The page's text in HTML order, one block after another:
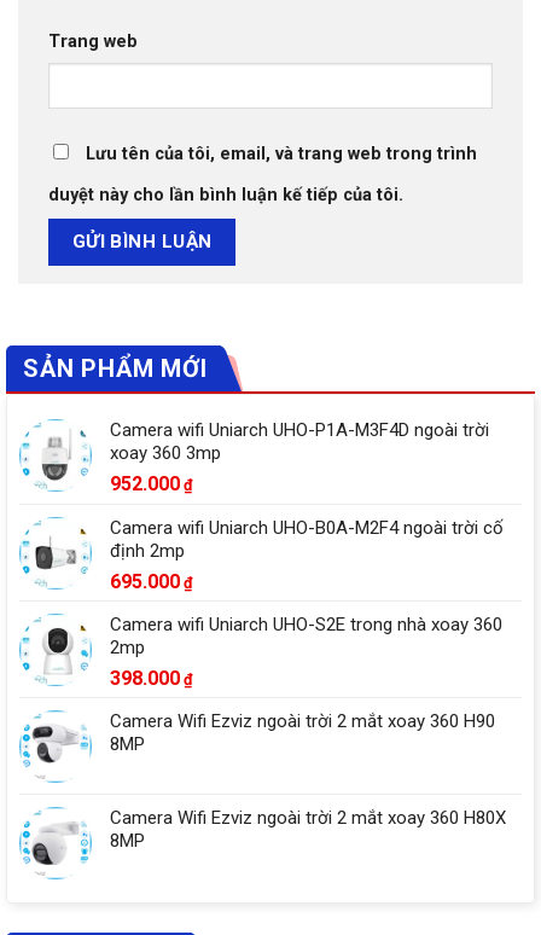
Trang web
Lưu tên của tôi, email, và trang web trong trình
duyệt này cho lần bình luận kế tiếp của tôi.
SẢN PHẨM MỚI
Camera wifi Uniarch UHO-P1A-M3F4D ngoài trời
xoay 360 3mp
952.000 ₫
Camera wifi Uniarch UHO-B0A-M2F4 ngoài trời cố
định 2mp
695.000 ₫
Camera wifi Uniarch UHO-S2E trong nhà xoay 360
2mp
398.000 ₫
Camera Wifi Ezviz ngoài trời 2 mắt xoay 360 H90
8MP
Camera Wifi Ezviz ngoài trời 2 mắt xoay 360 H80X
8MP